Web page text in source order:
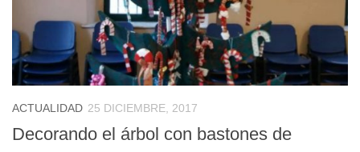
ACTUALIDAD 25 DICIEMBRE, 2017
Decorando el árbol con bastones de